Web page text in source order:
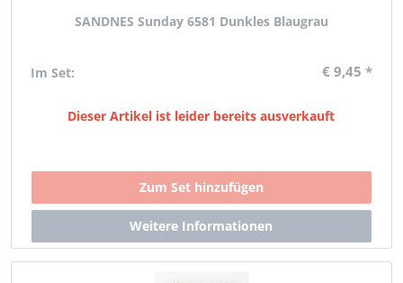
SANDNES Sunday 6581 Dunkles Blaugrau
Im Set: € 9,45 *
Dieser Artikel ist leider bereits ausverkauft